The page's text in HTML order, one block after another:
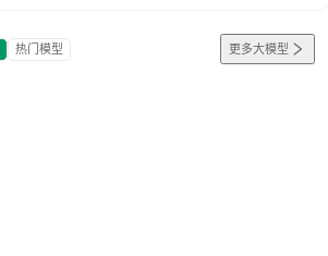
热门模型 更多大模型